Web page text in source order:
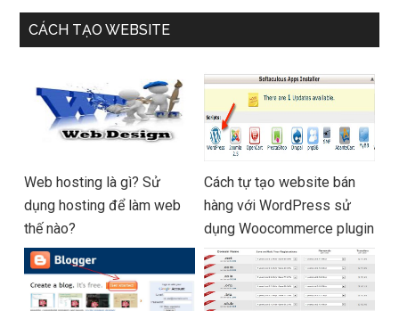
CÁCH TẠO WEBSITE
Web hosting là gì? Sử
dụng hosting để làm web
thế nào?
Cách tự tạo website bán
hàng với WordPress sử
dụng Woocommerce plugin